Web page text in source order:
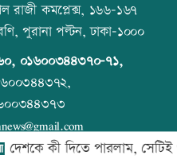
প্রত্যাহারের ঘটনায় তদন্ত
মরদেহ গুমের চেষ্টা, থানায়
বাজারে আজ স্বর্ণের ভরি কত
রুপা যে দামে বিক্রি হচ্ছে
রাজী কমপ্লেক্স, ১৬৬-১৬৭
পুরানা পল্টন, ঢাকা-১০০০
, ০১৬০০৩৪৪৩৭০-৭১,
কী দিতে পারলাম, সেটিই